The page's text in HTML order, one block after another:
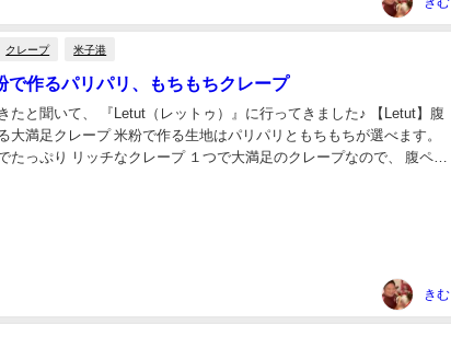
クレープ 米子港
で作るパリパリ、もちもちクレープ
たと聞いて、 『Letut（レットゥ）』に行ってきました♪ 【Letut】腹
大満足クレープ 米粉で作る生地はパリパリともちもちが選べます。
レープ １つで大満足のクレープなので、 腹ペコ
きむ